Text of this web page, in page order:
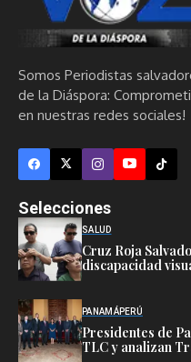
Somos Periodistas
de la Diáspora:
en nuestras redes sociales!
Selecciones
SALUD
Cruz Roja
discapacidad
PANAMÁPERÚ
Presidentes de
TLC y analizan